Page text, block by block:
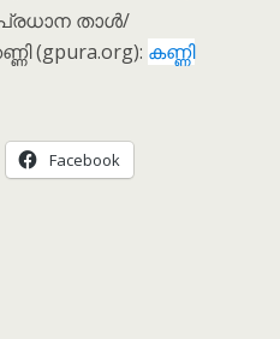
താൾ/
(gpura.org): കണ്ണി
Facebook